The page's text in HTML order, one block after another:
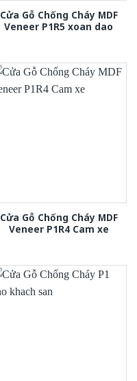
Cửa Gỗ Chống Cháy MDF
Veneer P1R5 xoan dao
Cửa Gỗ Chống Cháy MDF
Veneer P1R4 Cam xe